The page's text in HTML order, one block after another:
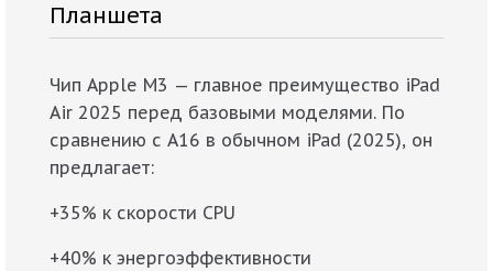
Планшета
Чип Apple M3 — главное преимущество iPad
Air 2025 перед базовыми моделями. По
сравнению с A16 в обычном iPad (2025), он
предлагает:
+35% к скорости CPU
+40% к энергоэффективности